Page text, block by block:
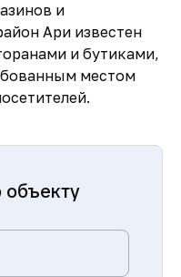
и
Ари известен
и бутиками,
местом
объекту